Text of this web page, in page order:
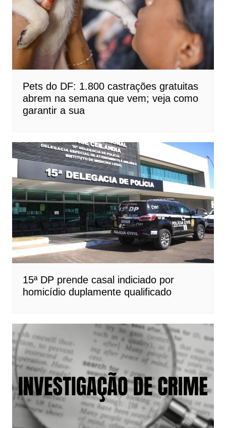
Pets do DF: 1.800 castrações gratuitas
abrem na semana que vem; veja como
garantir a sua
15ª DP prende casal indiciado por
homicídio duplamente qualificado